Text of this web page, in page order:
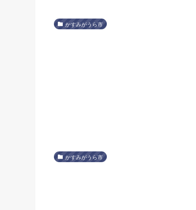
かすみがうら市
かすみがうら市